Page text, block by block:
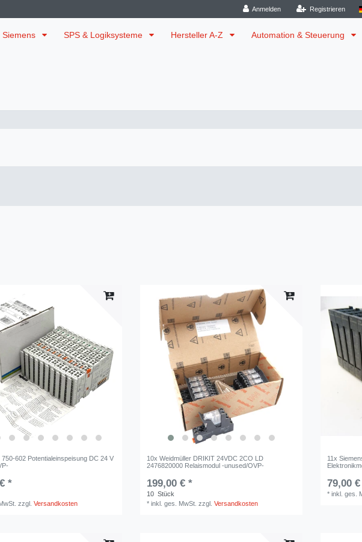
Anmelden Registrieren
Siemens SPS & Logiksysteme Hersteller A-Z Automation & Steuerung
602 Potentialeinspeisung DC 24 V
*
zzgl.Versandkosten
10x Weidmüller DRIKIT 24VDC 2CO LD
2476820000 Relaismodul -unused/OVP-
199,00 € *
10 Stück
*inkl. ges. MwSt. zzgl.Versandkosten
11x
79,00
*inkl. ges.